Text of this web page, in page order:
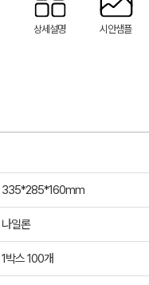
상세설명 시안샘플
335*285*160mm
나일론
1박스 100개